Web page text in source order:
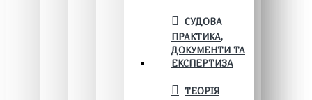
СУДОВА
ПРАКТИКА,
ДОКУМЕНТИ ТА
ЕКСПЕРТИЗА
ТЕОРІЯ